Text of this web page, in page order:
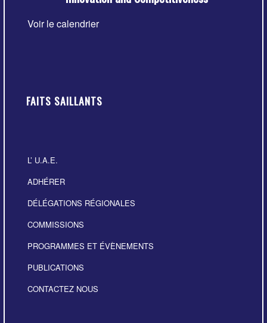
Voir le calendrier
FAITS SAILLANTS
L’ U.A.E.
ADHÉRER
DÉLÉGATIONS RÉGIONALES
COMMISSIONS
PROGRAMMES ET ÉVÈNEMENTS
PUBLICATIONS
CONTACTEZ NOUS